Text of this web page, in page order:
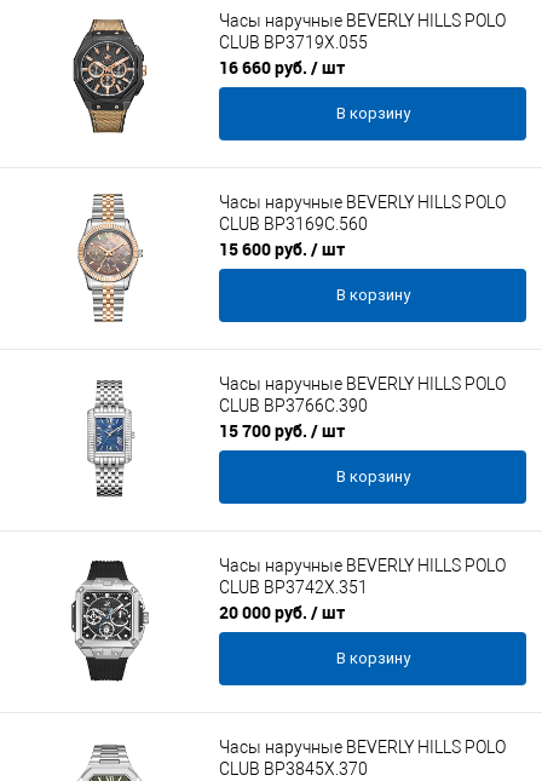
Часы наручные BEVERLY HILLS POLO
CLUB BP3719X.055
16 660 руб. / шт
В корзину
Часы наручные BEVERLY HILLS POLO
CLUB BP3169C.560
15 600 руб. / шт
В корзину
Часы наручные BEVERLY HILLS POLO
CLUB BP3766C.390
15 700 руб. / шт
В корзину
Часы наручные BEVERLY HILLS POLO
CLUB BP3742X.351
20 000 руб. / шт
В корзину
Часы наручные BEVERLY HILLS POLO
CLUB BP3845X.370